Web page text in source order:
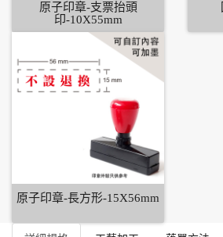
原子印章-支票抬頭
印-10X55mm
原子印章-長方形-15X56mm